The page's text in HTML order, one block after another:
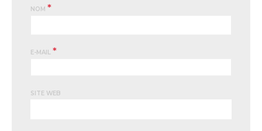
NOM *
E-MAIL *
SITE WEB